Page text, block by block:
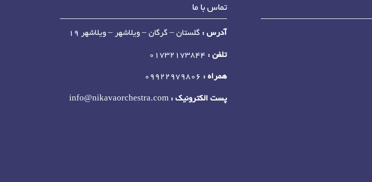
تماس با ما
آدرس : گلستان – گرگان – ویلاشهر – ویلاشهر 19
تلفن :
همراه :
پست الکترونیک : info@nikavaorchestra.com